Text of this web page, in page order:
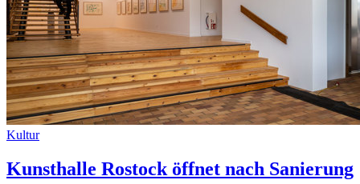
Kultur
Kunsthalle Rostock öffnet nach Sanierung